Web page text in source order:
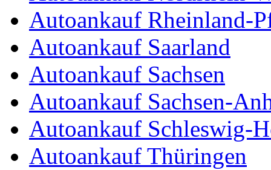
Autoankauf Rheinland-
Autoankauf Saarland
Autoankauf Sachsen
Autoankauf Sachsen-
Autoankauf Schleswig-
Autoankauf Thüringen